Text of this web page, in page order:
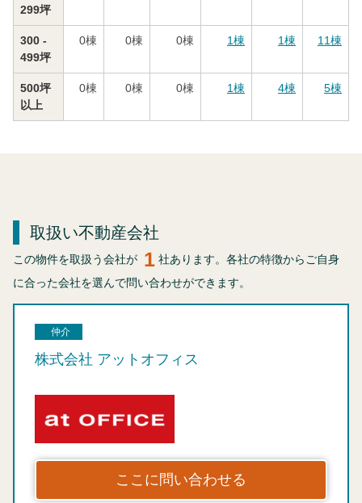
299坪
300 -
499坪
0棟 0棟 0棟 1棟 1棟 11棟
500坪
以上
0棟 0棟 0棟 1棟 4棟 5棟
取扱い不動産会社
この物件を取扱う会社が 1 社あります。各社の特徴からご自身
に合った会社を選んで問い合わせができます。
仲介
株式会社 アットオフィス
ここに問い合わせる